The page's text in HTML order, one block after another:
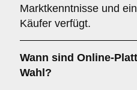
Marktkenntnisse und
Käufer verfügt.
Wann sind Online-
Wahl?